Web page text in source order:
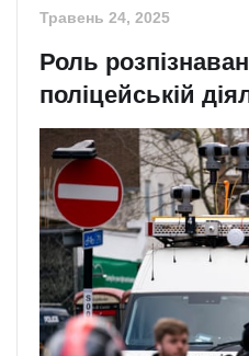
Травень 24, 2025
Роль
поліцейській